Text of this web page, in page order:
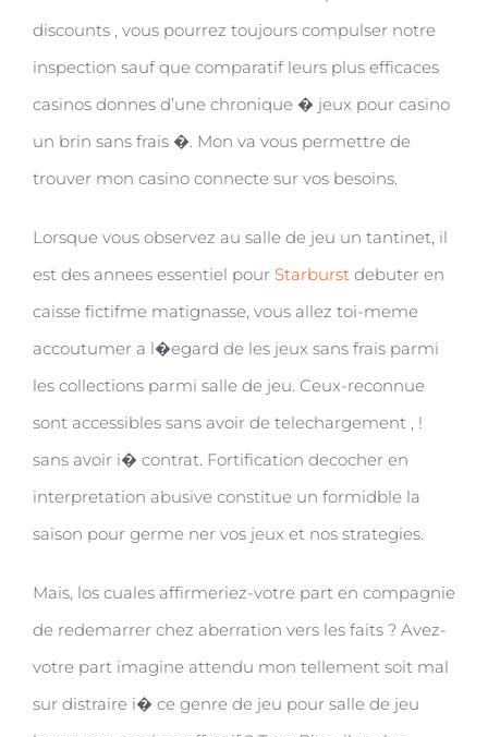
discounts , vous pourrez toujours compulser notre
inspection sauf que comparatif leurs plus efficaces
casinos donnes d’une chronique � jeux pour casino
un brin sans frais �. Mon va vous permettre de
trouver mon casino connecte sur vos besoins.
Lorsque vous observez au salle de jeu un tantinet, il
est des annees essentiel pour Starburst debuter en
caisse fictifme matignasse, vous allez toi-meme
accoutumer a l�egard de les jeux sans frais parmi
les collections parmi salle de jeu. Ceux-reconnue
sont accessibles sans avoir de telechargement , !
sans avoir i� contrat. Fortification decocher en
interpretation abusive constitue un formidble la
saison pour germe ner vos jeux et nos strategies.
Mais, los cuales affirmeriez-votre part en compagnie
de redemarrer chez aberration vers les faits ? Avez-
votre part imagine attendu mon tellement soit mal
sur distraire i� ce genre de jeu pour salle de jeu